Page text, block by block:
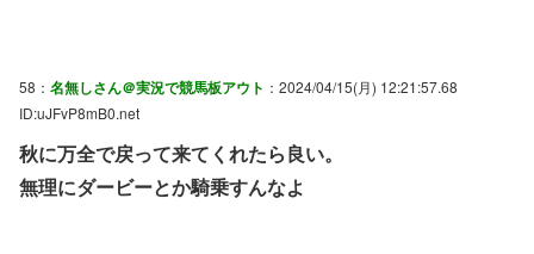
58： 名無しさん＠実況で競馬板アウト ：2024/04/15(月) 12:21:57.68
ID:uJFvP8mB0.net
秋に万全で戻って来てくれたら良い。
無理にダービーとか騎乗すんなよ